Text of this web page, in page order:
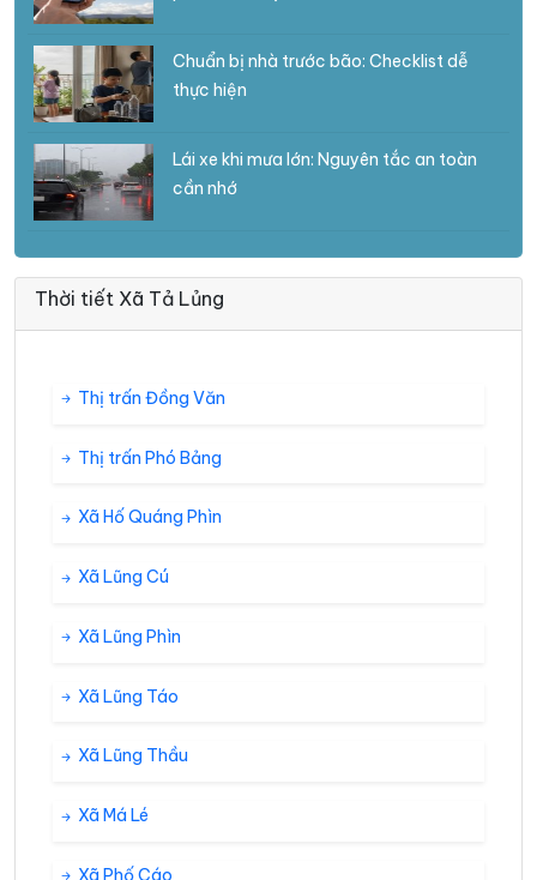
Chuẩn bị nhà trước bão: Checklist dễ
thực hiện
Lái xe khi mưa lớn: Nguyên tắc an toàn
cần nhớ
Thời tiết Xã Tả Lủng
Thị trấn Đồng Văn
Thị trấn Phó Bảng
Xã Hố Quáng Phìn
Xã Lũng Cú
Xã Lũng Phìn
Xã Lũng Táo
Xã Lũng Thầu
Xã Má Lé
Xã Phố Cáo